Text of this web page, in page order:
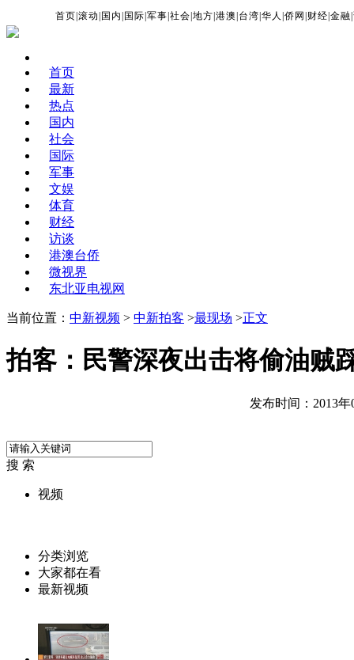
首页 |滚动 国内 国际 |军事 |社会 |地方 |港澳 台湾 |华人 |侨网 财经 |金融 |
首页
最新
热点
国内
社会
国际
军事
文娱
体育
财经
访谈
港澳台侨
微视界
东北亚电视网
当前位置： 中新视频 > 中新拍客 >最现场 >正文
拍客：民警深夜出击将偷油贼
发布时间：2013年
搜 索
视频
分类浏览
大家都在看
最新视频